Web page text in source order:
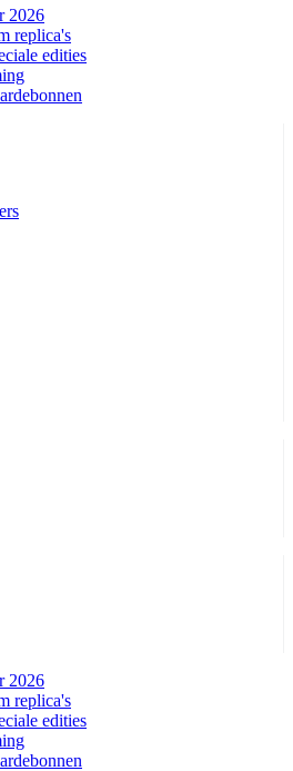
2026
replica's
edities
2026
replica's
edities